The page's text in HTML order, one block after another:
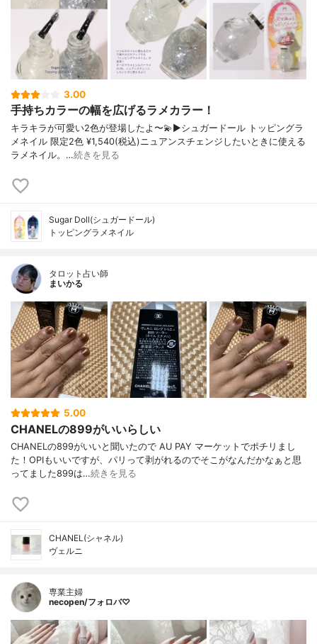
3.00
手持ちカラーの幅を広げるラメカラー！
キラキラが可愛い2色が登場したよ〜💫▶︎シュガードール トッピングラ
メネイル 限定2色 ¥1,540(税込)ニュアンスチェンジしたいときに使える
ラメネイル。…続きを見る
Sugar Doll(シュガードール)
トッピングラメネイル
タロット占い師
まいかる
5.00
CHANELの899がいいらしい
CHANELの899がいいと聞いたので AU PAY マーケットでポチリまし
た！OPIもいいですが、パリって剥がれるのでそこがなんだかなぁと思
ってました899は…続きを見る
CHANEL(シャネル)
ヴェルニ
専業主婦
necopen/フォロバ♡